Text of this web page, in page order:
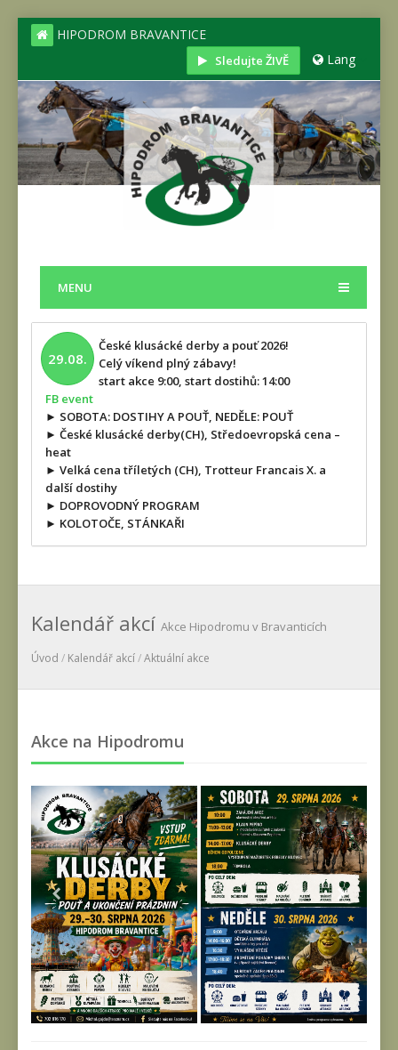
HIPODROM BRAVANTICE
Sledujte ŽIVĚ Lang
MENU
29.08.
České klusácké derby a pouť 2026!
Celý víkend plný zábavy!
start akce 9:00, start dostihů: 14:00
FB event
► SOBOTA: DOSTIHY A POUŤ, NEDĚLE: POUŤ
► České klusácké derby(CH), Středoevropská cena –
heat
► Velká cena tříletých (CH), Trotteur Francais X. a
další dostihy
► DOPROVODNÝ PROGRAM
► KOLOTOČE, STÁNKAŘI
Kalendář akcí Akce Hipodromu v Bravanticích
Úvod / Kalendář akcí/Aktuální akce
Akce na Hipodromu